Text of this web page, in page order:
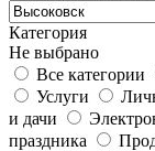
Категория
Не выбрано
Все категории
Услуги
и дачи
праздника